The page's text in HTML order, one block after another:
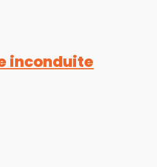
inconduite